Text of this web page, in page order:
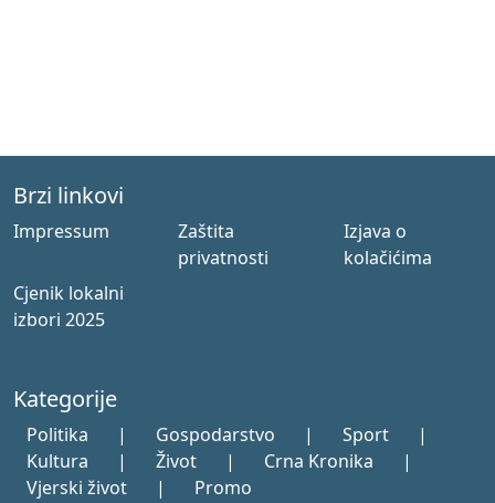
Brzi linkovi
Impressum
Zaštita
privatnosti
Izjava o
kolačićima
Cjenik lokalni
izbori 2025
Kategorije
Politika | Gospodarstvo | Sport
|
Kultura
| Život | Crna Kronika
|
Vjerski život
| Promo